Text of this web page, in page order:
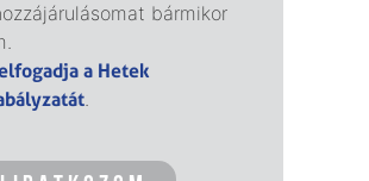
bármikor
a Hetek
.